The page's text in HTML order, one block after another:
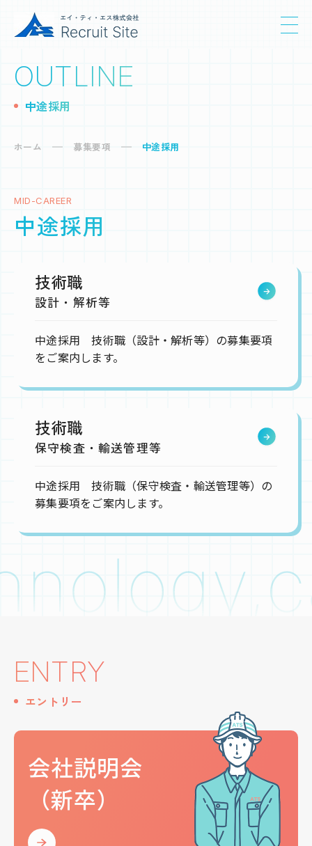
OUTLINE
中途採用
ホーム 募集要項 中途採用
MID-CAREER
中途採用
技術職
設計・解析等
中途採用 技術職（設計・解析等）の募集要項
をご案内します。
技術職
保守検査・輸送管理等
中途採用 技術職（保守検査・輸送管理等）の
募集要項をご案内します。
ENTRY
エントリー
会社説明会
（新卒）